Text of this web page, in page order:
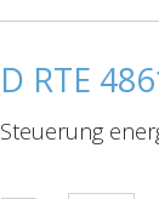
D RTE
Steuerung